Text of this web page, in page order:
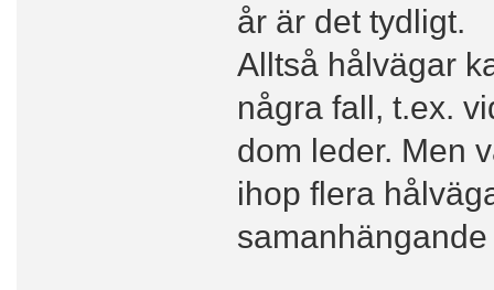
år är det tydligt.
Alltså hålvägar
några fall, t.ex.
dom leder. Men
ihop flera